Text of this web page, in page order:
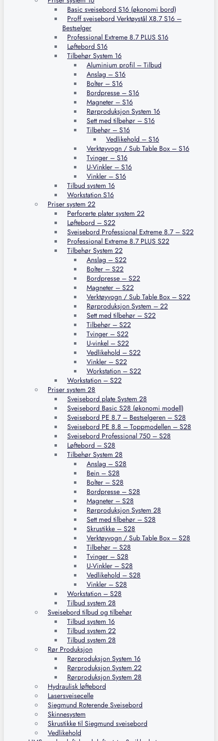
Basic sveisebord S16 (økonomi bord)
Proff sveisebord Verktøystål X8.7 S16 –
Bestselger
Professional Extreme 8.7 PLUS S16
Løftebord S16
Tilbehør System 16
Aluminium profil – Tilbud
Anslag – S16
Bolter – S16
Bordpresse – S16
Magneter – S16
Rørproduksjon System 16
Sett med tilbehør – S16
Tilbehør – S16
Vedlikehold – S16
Verktøyvogn / Sub Table Box – S16
Tvinger – S16
U-Vinkler – S16
Vinkler – S16
Tilbud system 16
Workstation S16
Priser system 22
Perforerte plater system 22
Løftebord – S22
Sveisebord Professional Extreme 8.7 – S22
Professional Extreme 8.7 PLUS S22
Tilbehør System 22
Anslag – S22
Bolter – S22
Bordpresse – S22
Magneter – S22
Verktøyvogn / Sub Table Box – S22
Rørproduksjon System – 22
Sett med tilbehør – S22
Tilbehør – S22
Tvinger – S22
U-vinkel – S22
Vedlikehold – S22
Vinkler – S22
Workstation – S22
Workstation – S22
Priser system 28
Sveisebord plate System 28
Sveisebord Basic S28 (økonomi modell)
Sveisebord PE 8.7 – Bestselgeren – S28
Sveisebord PE 8.8 – Toppmodellen – S28
Sveisebord Professional 750 – S28
Løftebord – S28
Tilbehør System 28
Anslag – S28
Bein – S28
Bolter – S28
Bordpresse – S28
Magneter – S28
Rørproduksjon System 28
Sett med tilbehør – S28
Skrustikke – S28
Verktøyvogn / Sub Table Box – S28
Tilbehør – S28
Tvinger – S28
U-Vinkler – S28
Vedlikehold – S28
Vinkler – S28
Workstation – S28
Tilbud system 28
Sveisebord tilbud og tilbehør
Tilbud system 16
Tilbud system 22
Tilbud system 28
Rør Produksjon
Rørproduksjon System 16
Rørproduksjon System 22
Rørproduksjon System 28
Hydraulisk løftebord
Lasersveisecelle
Siegmund Roterende Sveisebord
Skinnesystem
Skrustikke til Siegmund sveisebord
Vedlikehold